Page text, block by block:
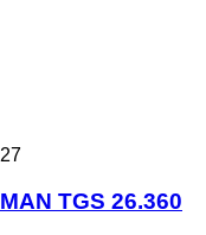
27
MAN TGS 26.360